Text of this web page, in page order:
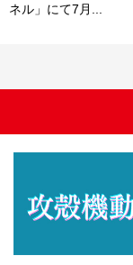
ネル」にて7月...